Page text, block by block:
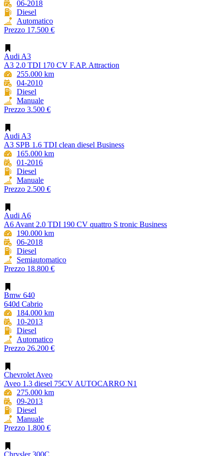
06-2018
Diesel
Automatico
Prezzo 17.500 €
Audi A3
A3 2.0 TDI 170 CV F.AP. Attraction
255.000 km
04-2010
Diesel
Manuale
Prezzo 3.500 €
Audi A3
A3 SPB 1.6 TDI clean diesel Business
165.000 km
01-2016
Diesel
Manuale
Prezzo 2.500 €
Audi A6
A6 Avant 2.0 TDI 190 CV quattro S tronic Business
190.000 km
06-2018
Diesel
Semiautomatico
Prezzo 18.800 €
Bmw 640
640d Cabrio
184.000 km
10-2013
Diesel
Automatico
Prezzo 26.200 €
Chevrolet Aveo
Aveo 1.3 diesel 75CV AUTOCARRO N1
275.000 km
09-2013
Diesel
Manuale
Prezzo 1.800 €
Chrysler 300C